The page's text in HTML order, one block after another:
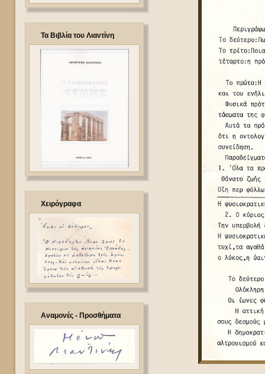
Τα Βιβλία του Λιαντίνη
Χειρόγραφα
Αναμονές - Προσθήματα